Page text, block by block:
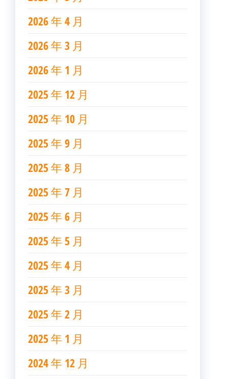
2026 年 4 月
2026 年 3 月
2026 年 1 月
2025 年 12 月
2025 年 10 月
2025 年 9 月
2025 年 8 月
2025 年 7 月
2025 年 6 月
2025 年 5 月
2025 年 4 月
2025 年 3 月
2025 年 2 月
2025 年 1 月
2024 年 12 月